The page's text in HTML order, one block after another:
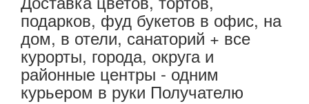
подарков, фуд букетов в офис, на
дом, в отели, санаторий + все
курорты, города, округа и
районные центры - одним
курьером в руки Получателю